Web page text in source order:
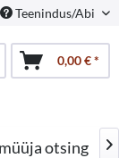
Teenindus/Abi
0,00 € *
otsing 